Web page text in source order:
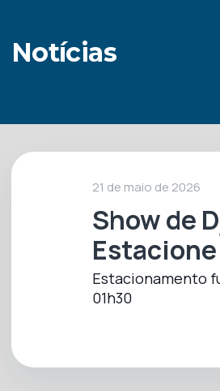
Horário de funcionamento
Abre hoje 09h às 22h
Segunda a Sábado
Notícias
21 de maio de 2026
Show de
Estacionamento
01h30